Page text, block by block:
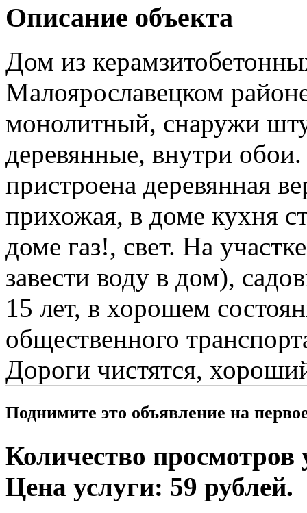
Описание объекта
Дом из
Малоярославецком
монолитный, снаружи
деревянные, внутри
пристроена деревянная
прихожая, в доме кухня
доме газ!, свет. На
завести воду в дом),
15 лет, в хорошем
общественного
Дороги чистятся,
Поднимите это объявление на
Количество просмотров
Цена услуги: 59 рублей.